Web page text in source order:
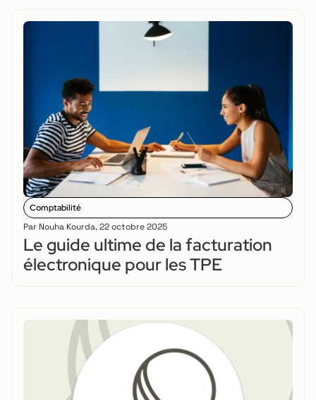
Comptabilité
Par Nouha Kourda,22 octobre 2025
Le guide ultime de la facturation
électronique pour les TPE